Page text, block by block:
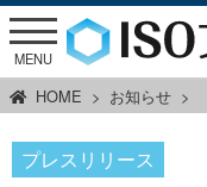
MENU
HOME お知らせ
プレスリリース